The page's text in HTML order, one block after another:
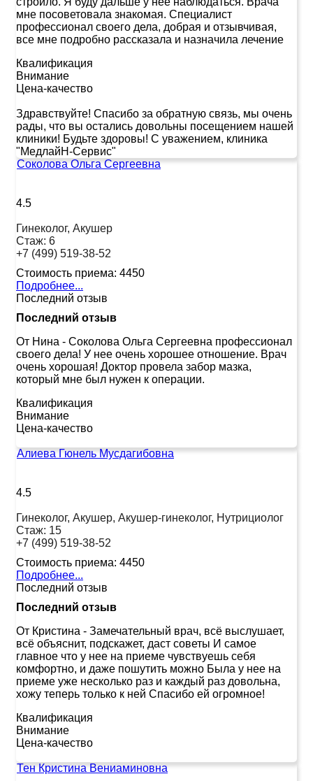
мне посоветовала знакомая. Специалист
профессионал своего дела, добрая и отзывчивая,
все мне подробно рассказала и назначила лечение
Квалификация
Внимание
Цена-качество
Здравствуйте! Спасибо за обратную связь, мы очень
рады, что вы остались довольны посещением нашей
клиники! Будьте здоровы! С уважением, клиника
"МедлайН-Сервис"
Соколова Ольга Сергеевна
4.5
Гинеколог, Акушер
Стаж: 6
+7 (499) 519-38-52
Стоимость приема: 4450
Подробнее...
Последний отзыв
Последний отзыв
От Нина - Соколова Ольга Сергеевна профессионал
своего дела! У нее очень хорошее отношение. Врач
очень хорошая! Доктор провела забор мазка,
который мне был нужен к операции.
Квалификация
Внимание
Цена-качество
Алиева Гюнель Мусдагибовна
4.5
Гинеколог, Акушер, Акушер-гинеколог, Нутрициолог
Стаж: 15
+7 (499) 519-38-52
Стоимость приема: 4450
Подробнее...
Последний отзыв
Последний отзыв
От Кристина - Замечательный врач, всё выслушает,
всё объяснит, подскажет, даст советы И самое
главное что у нее на приеме чувствуешь себя
комфортно, и даже пошутить можно Была у нее на
приеме уже несколько раз и каждый раз довольна,
хожу теперь только к ней Спасибо ей огромное!
Квалификация
Внимание
Цена-качество
Тен Кристина Вениаминовна